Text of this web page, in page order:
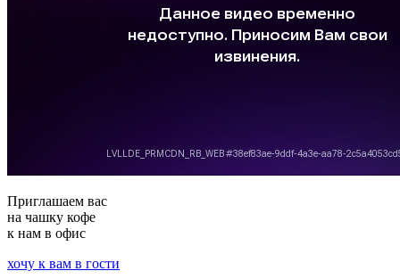
Приглашаем вас
на чашку кофе
к нам в офис
хочу к вам в гости